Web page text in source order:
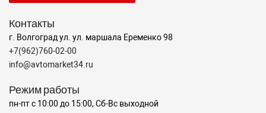
Контакты
г. Волгоград ул. ул. маршала Еременко 98
+7(962)760-02-00
info@avtomarket34.ru
Режим работы
пн-пт с 10:00 до 15:00, Сб-Вс выходной